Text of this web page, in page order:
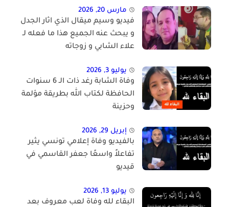
مارس 20, 2026
فيديو وسيم ميقال الذي اثار الجدل
و يبحث عنه الجميع هذا ما فعله لـ
علاء الشابي و زوجاته
يوليو 3, 2026
وفاة الشابة رغد ذات الـ 6 سنوات
الحافظة لكتاب الله بطريقة مؤلمة
وحزينة
إبريل 29, 2026
بالفيديو وفاة إعلامي تونسي يثير
تفاعلاً واسعًا جعفر القاسمي في
قيديو
يوليو 13, 2026
البقاء لله وفاة لعب معروف بعد